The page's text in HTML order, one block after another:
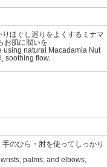
ほぐし巡りをよくするミナマ
お肌に潤いを
using natural Macadamia Nut
soothing flow.
のひら・肘を使ってしっかり
palms, and elbows,